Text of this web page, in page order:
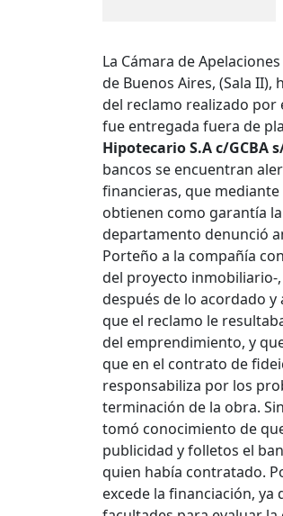
La Cámara de
de Buenos Aires, (Sala
del reclamo realizado
fue entregada fuera de
Hipotecario S.A c/GCBA
bancos se encuentran
financieras, que
obtienen como garantía
departamento denunció
Porteño a la compañía
del proyecto inmobiliario-
después de lo acordado
que el reclamo le
del emprendimiento, y
que en el contrato de
responsabiliza por los
terminación de la obra.
tomó conocimiento de
publicidad y folletos el
quien había contratado.
excede la financiación,